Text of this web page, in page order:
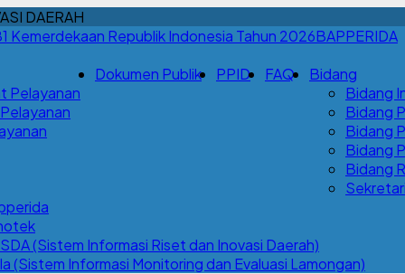
DAERAH
BAPPERIDA
Pelayanan
Dokumen Publik PPID FAQ
Bidang
Bidang
Bidang
Bidang
Bidang
Bidang
(Sistem Informasi Riset dan Inovasi Daerah)
(Sistem Informasi Monitoring dan Evaluasi Lamongan)